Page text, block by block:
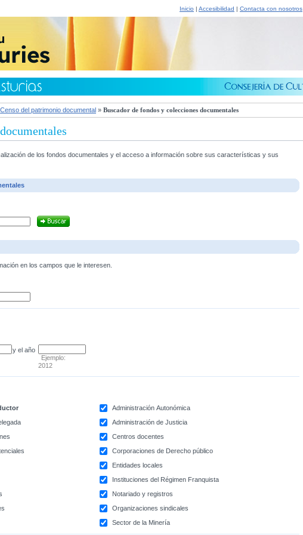
Inicio | Accesibilidad | Contacta con nosotros
Censo del patrimonio documental » Buscador de fondos y colecciones documentales
de los fondos documentales y el acceso a información sobre sus características y sus
en los campos que le interesen.
y el año
Ejemplo:
2012
Administración Autonómica
Administración de Justicia
Centros docentes
Corporaciones de Derecho público
Entidades locales
Instituciones del Régimen Franquista
Notariado y registros
Organizaciones sindicales
Sector de la Minería